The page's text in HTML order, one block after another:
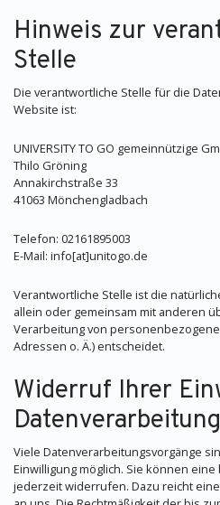
Hinweis zur
Stelle
Die verantwortliche Stelle für die
Website ist:
UNIVERSITY TO GO gemeinnützige
Thilo Gröning
Annakirchstraße 33
41063 Mönchengladbach
Telefon: 02161895003
E-Mail: info[at]unitogo.de
Verantwortliche Stelle ist die
allein oder gemeinsam mit anderen
Verarbeitung von
Adressen o. Ä.) entscheidet.
Widerruf Ihrer
Datenverarbeitung
Viele Datenverarbeitungsvorgänge
Einwilligung möglich. Sie können
jederzeit widerrufen. Dazu reicht